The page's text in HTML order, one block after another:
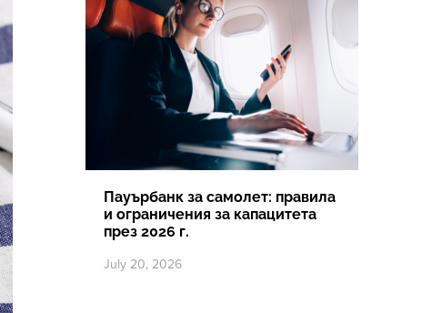
Пауърбанк за самолет: правила
и ограничения за капацитета
през 2026 г.
July 20, 2026